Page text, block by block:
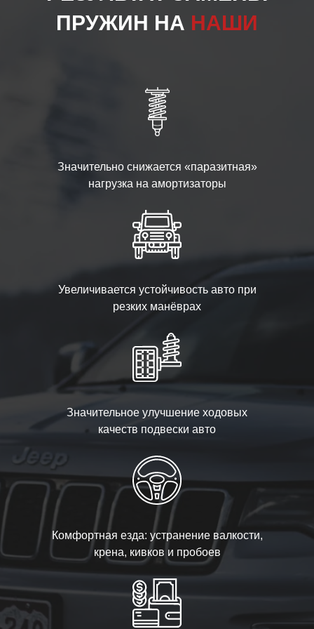
ПРУЖИН НА НАШИ
Значительно снижается «паразитная»
нагрузка на амортизаторы
Увеличивается устойчивость авто при
резких манёврах
Значительное улучшение ходовых
качеств подвески авто
Комфортная езда: устранение валкости,
крена, кивков и пробоев